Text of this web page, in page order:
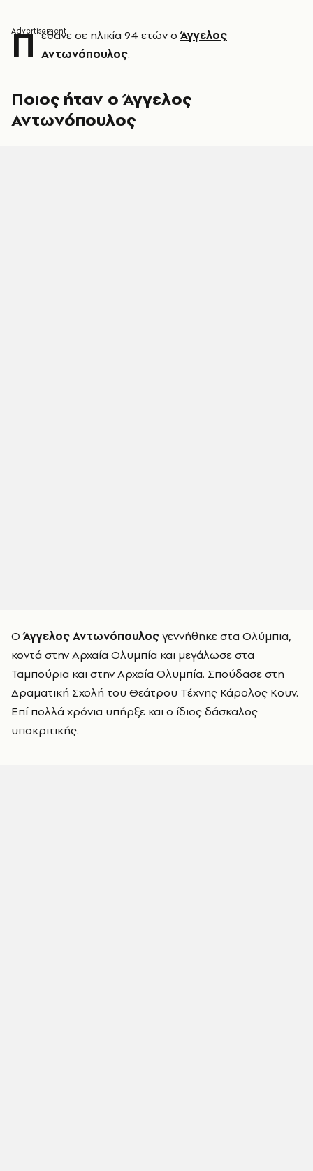
Π έθανε σε ηλικία 94 ετών οΆγγελος
Αντωνόπουλος.
Ποιος ήταν ο Άγγελος
Αντωνόπουλος
ΟΆγγελος Αντωνόπουλοςγεννήθηκε στα Ολύμπια,
κοντά στην Αρχαία Ολυμπία και μεγάλωσε στα
Ταμπούρια και στην Αρχαία Ολυμπία. Σπούδασε στη
Δραματική Σχολή του Θεάτρου Tέχνης Κάρολος Κουν.
Επί πολλά χρόνια υπήρξε και ο ίδιος δάσκαλος
υποκριτικής.